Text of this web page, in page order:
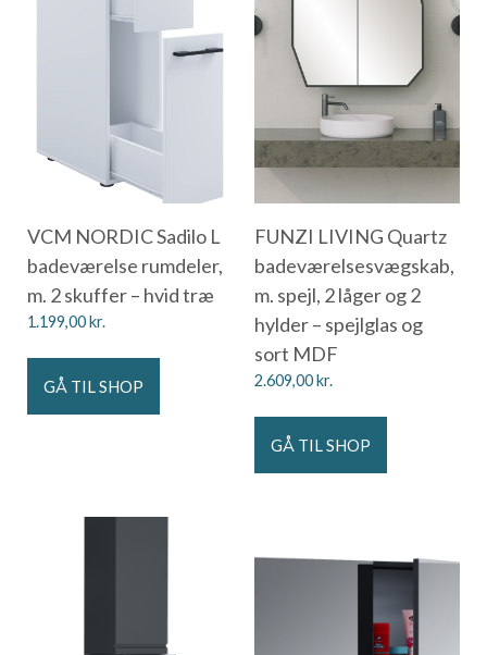
VCM NORDIC Sadilo L
badeværelse rumdeler,
m. 2 skuffer – hvid træ
1.199,00kr.
GÅ TIL SHOP
FUNZI LIVING Quartz
badeværelsesvægskab,
m. spejl, 2 låger og 2
hylder – spejlglas og
sort MDF
2.609,00kr.
GÅ TIL SHOP